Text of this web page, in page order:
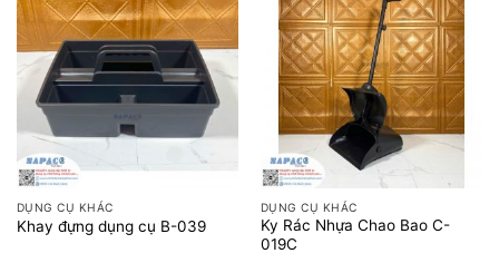
DỤNG CỤ KHÁC
Khay đựng dụng cụ B-039
DỤNG CỤ KHÁC
Ky Rác Nhựa Chao Bao C-
019C